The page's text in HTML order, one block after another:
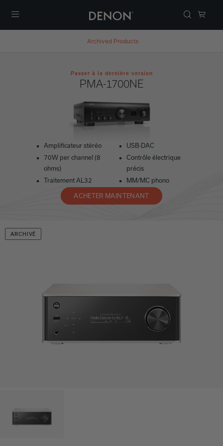
Archived Products
Passer à la dernière version
PMA-1700NE
Amplificateur stéréo
70W per channel (8
ohms)
Traitement AL32
USB-DAC
Contrôle électrique
précis
MM/MC phono
ACHETER MAINTENANT
ARCHIVÉ